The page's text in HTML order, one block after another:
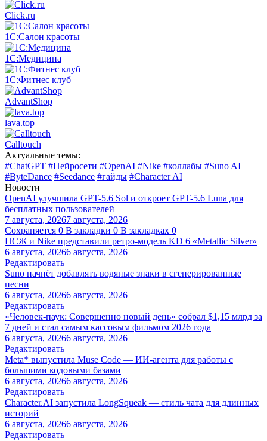
Click.ru
1С:Салон красоты
1С:Медицина
1С:Фитнес клуб
AdvantShop
lava.top
Calltouch
Актуальные темы:
#ChatGPT #Нейросети #OpenAI #Nike #коллабы #Suno AI
#ByteDance #Seedance #гайды #Character AI
Новости
OpenAI улучшила GPT-5.6 Sol и откроет GPT-5.6 Luna для
бесплатных пользователей
7 августа, 20267 августа, 2026
Сохраняется 0 В закладки 0 В закладках 0
ПСЖ и Nike представили ретро-модель KD 6 «Metallic Silver»
6 августа, 20266 августа, 2026
Редактировать
Suno начнёт добавлять водяные знаки в сгенерированные
песни
6 августа, 20266 августа, 2026
Редактировать
«Человек-паук: Совершенно новый день» собрал $1,15 млрд за
7 дней и стал самым кассовым фильмом 2026 года
6 августа, 20266 августа, 2026
Редактировать
Meta* выпустила Muse Code — ИИ-агента для работы с
большими кодовыми базами
6 августа, 20266 августа, 2026
Редактировать
Character.AI запустила LongSqueak — стиль чата для длинных
историй
6 августа, 20266 августа, 2026
Редактировать